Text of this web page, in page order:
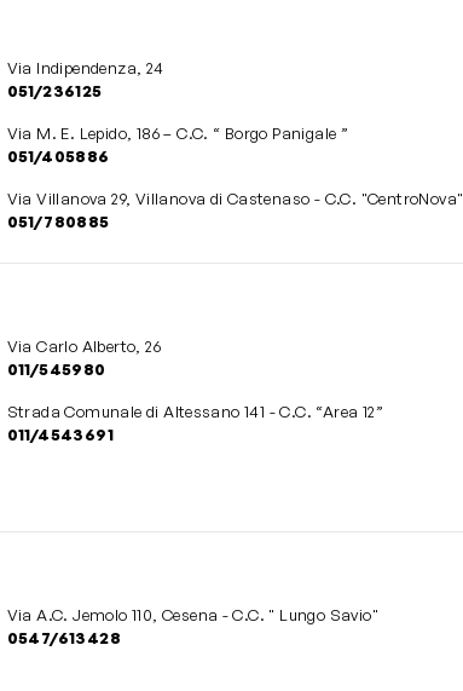
Via Indipendenza, 24
051/236125
Via M. E. Lepido, 186 – C.C. “ Borgo Panigale ”
051/405886
Via Villanova 29, Villanova di Castenaso - C.C. "CentroNova"
051/780885
Via Carlo Alberto, 26
011/545980
Strada Comunale di Altessano 141 - C.C. “Area 12”
011/4543691
Via A.C. Jemolo 110, Cesena - C.C. " Lungo Savio"
0547/613428